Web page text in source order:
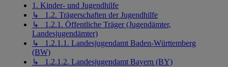
1. Kinder- und Jugendhilfe
↳ 1.2. Trägerschaften der Jugendhilfe
↳ 1.2.1. Öffentliche Träger (Jugendämter,
Landesjugendämter)
↳ 1.2.1.1. Landesjugendamt Baden-Württemberg
(BW)
↳ 1.2.1.2. Landesjugendamt Bayern (BY)